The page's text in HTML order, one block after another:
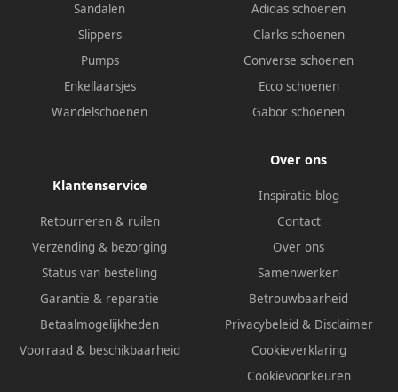
Sandalen
Slippers
Pumps
Enkellaarsjes
Wandelschoenen
Adidas schoenen
Clarks schoenen
Converse schoenen
Ecco schoenen
Gabor schoenen
Klantenservice
Retourneren & ruilen
Verzending & bezorging
Status van bestelling
Garantie & reparatie
Betaalmogelijkheden
Voorraad & beschikbaarheid
Over ons
Inspiratie blog
Contact
Over ons
Samenwerken
Betrouwbaarheid
Privacybeleid & Disclaimer
Cookieverklaring
Cookievoorkeuren